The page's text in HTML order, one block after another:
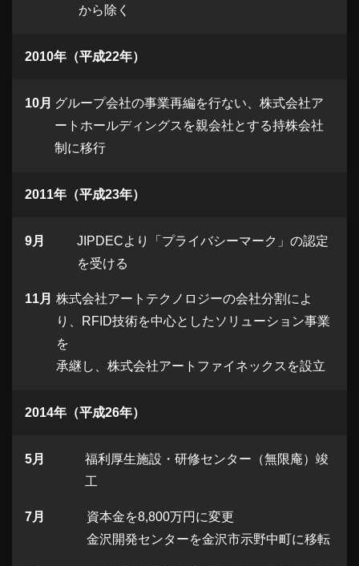
から除く
2010年（平成22年）
10月 グループ会社の事業再編を行ない、株式会社ア
ートホールディングスを親会社とする持株会社
制に移行
2011年（平成23年）
9月
JIPDECより「プライバシーマーク」の認定
を受ける
11月 株式会社アートテクノロジーの会社分割によ
り、RFID技術を中心としたソリューション事業
を
承継し、株式会社アートファイネックスを設立
2014年（平成26年）
5月
福利厚生施設・研修センター（無限庵）竣
工
7月
資本金を8,800万円に変更
金沢開発センターを金沢市示野中町に移転